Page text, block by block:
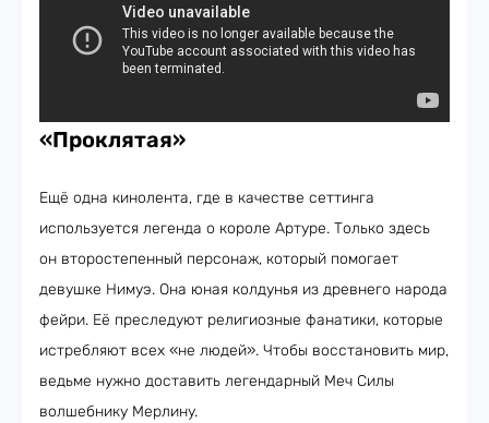
«Проклятая»
Ещё одна кинолента, где в качестве сеттинга
используется легенда о короле Артуре. Только здесь
он второстепенный персонаж, который помогает
девушке Нимуэ. Она юная колдунья из древнего народа
фейри. Её преследуют религиозные фанатики, которые
истребляют всех «не людей». Чтобы восстановить мир,
ведьме нужно доставить легендарный Меч Силы
волшебнику Мерлину.